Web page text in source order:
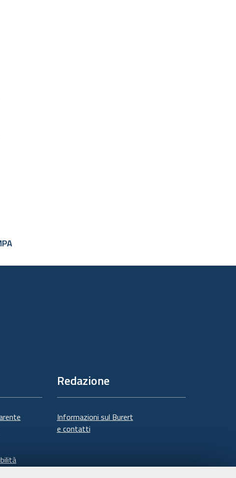
al
alla
nomina,
la
da'
essere
nella
95;
nel
Redazione
Informazioni sul Burert
e contatti